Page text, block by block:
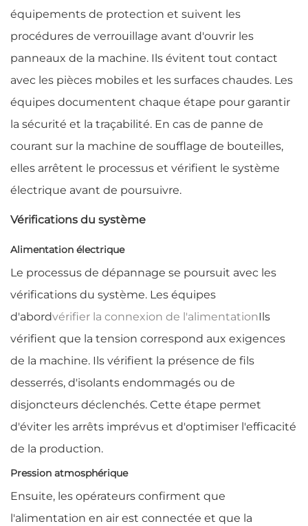
équipements de protection et suivent les
procédures de verrouillage avant d'ouvrir les
panneaux de la machine. Ils évitent tout contact
avec les pièces mobiles et les surfaces chaudes. Les
équipes documentent chaque étape pour garantir
la sécurité et la traçabilité. En cas de panne de
courant sur la machine de soufflage de bouteilles,
elles arrêtent le processus et vérifient le système
électrique avant de poursuivre.
Vérifications du système
Alimentation électrique
Le processus de dépannage se poursuit avec les
vérifications du système. Les équipes
d'abordvérifier la connexion de l'alimentationIls
vérifient que la tension correspond aux exigences
de la machine. Ils vérifient la présence de fils
desserrés, d'isolants endommagés ou de
disjoncteurs déclenchés. Cette étape permet
d'éviter les arrêts imprévus et d'optimiser l'efficacité
de la production.
Pression atmosphérique
Ensuite, les opérateurs confirment que
l'alimentation en air est connectée et que la